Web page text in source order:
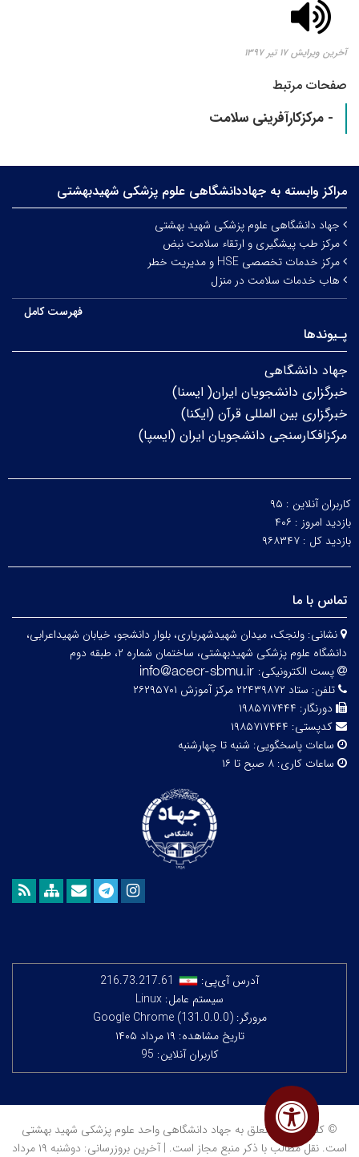
آخرین ویرایش ۱۷ تیر ۱۳۹۷
صفحات مرتبط
- مرکزکارآفرینی سلامت
مراکز وابسته به جهاددانشگاهی علوم‌ پزشکی شهیدبهشتی
جهاد دانشگاهی علوم پزشکی شهید بهشتی
مرکز طب پیشگیری و ارتقاء سلامت نبض
مرکز خدمات تخصصی HSE و مدیریت خطر
هاب خدمات سلامت در منزل
فهرست کامل
پـیوندها
جهاد دانشگاهی
خبرگزاری دانشجویان ایران( ایسنا)
خبرگزاری بین المللی قرآن (ایکنا)
مرکزافکارسنجی دانشجویان ایران (ایسپا)
کاربران آنلاین : ۹۵
بازدید امروز : ۴۰۶
بازدید کل : ۹۶۸۳۴۷
تماس با ما
نشانی: ولنجک، میدان شهیدشهریاری، بلوار دانشجو، خیابان شهیداعرابی،
دانشگاه علوم پزشکی شهیدبهشتی، ساختمان شماره ۲، طبقه دوم
پست الکترونیکی:
تلفن: ستاد ۲۲۴۳۹۸۷۲ مرکز آموزش ۲۶۲۹۵۷۰۱
دورنگار: ۱۹۸۵۷۱۷۴۴۴
کدپستی: ۱۹۸۵۷۱۷۴۴۴
ساعات پاسخگویی: شنبه تا چهارشنبه
ساعات کاری: ۸ صبح تا ۱۶
آدرس آی‌پی:
216.73.217.61
سیستم عامل: Linux
مرورگر: Google Chrome (131.0.0.0)
تاریخ مشاهده: ۱۹ مرداد ۱۴۰۵
کاربران آنلاین: 95
© کلیه حقوق متعلق به جهاد دانشگاهی واحد علوم پزشکی شهید بهشتی
است. نقل مطالب با ذکر منبع مجاز است. | آخرین بروزرسانی: دوشنبه ۱۹ مرداد